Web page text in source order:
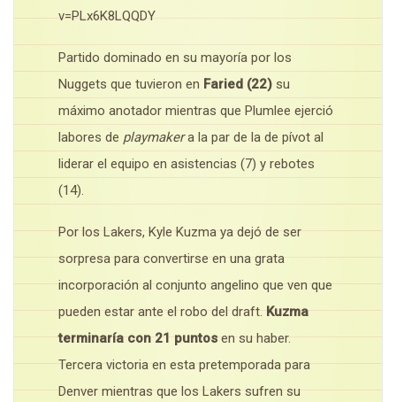
v=PLx6K8LQQDY
Partido dominado en su mayoría por los
Nuggets que tuvieron en Faried (22) su
máximo anotador mientras que Plumlee ejerció
labores de playmakera la par de la de pívot al
liderar el equipo en asistencias (7) y rebotes
(14).
Por los Lakers, Kyle Kuzma ya dejó de ser
sorpresa para convertirse en una grata
incorporación al conjunto angelino que ven que
pueden estar ante el robo del draft. Kuzma
terminaría con 21 puntosen su haber.
Tercera victoria en esta pretemporada para
Denver mientras que los Lakers sufren su